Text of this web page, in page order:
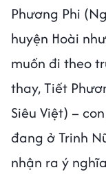
Phương Phi
huyện Hoài
muốn đi theo
thay, Tiết
Siêu Việt) –
đang ở Trinh
nhận ra ý